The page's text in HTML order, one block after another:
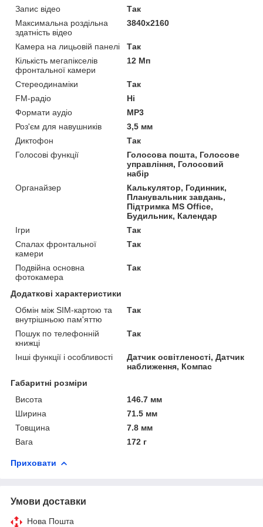
Запис відео
Так
Максимальна роздільна
здатність відео
3840x2160
Камера на лицьовій панелі
Так
Кількість мегапікселів
фронтальної камери
12 Мп
Стереодинаміки
Так
FM-радіо
Ні
Формати аудіо
MP3
Роз'єм для навушників
3,5 мм
Диктофон
Так
Голосові функції
Голосова пошта, Голосове
управління, Голосовий
набір
Органайзер
Калькулятор, Годинник,
Планувальник завдань,
Підтримка MS Office,
Будильник, Календар
Ігри
Так
Спалах фронтальної
камери
Так
Подвійна основна
фотокамера
Так
Додаткові характеристики
Обмін між SIM-картою та
внутрішньою пам'яттю
Так
Пошук по телефонній
книжці
Так
Інші функції і особливості
Датчик освітленості, Датчик
наближення, Компас
Габаритні розміри
Висота
146.7 мм
Ширина
71.5 мм
Товщина
7.8 мм
Вага
172 г
Приховати
Умови доставки
Нова Пошта